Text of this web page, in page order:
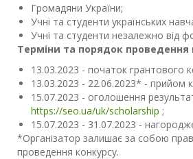
Громадяни України;
Учні та студенти українських
Учні та студенти незалежно від
Терміни та порядок проведення
13.03.2023 - початок грантового
13.03.2023 - 22.06.2023* - прийом
15.07.2023 - оголошення
https://seo.ua/uk/scholarship ;
15.07.2023 - 31.07.2023 -
*Організатор залишає за собою
проведення конкурсу.